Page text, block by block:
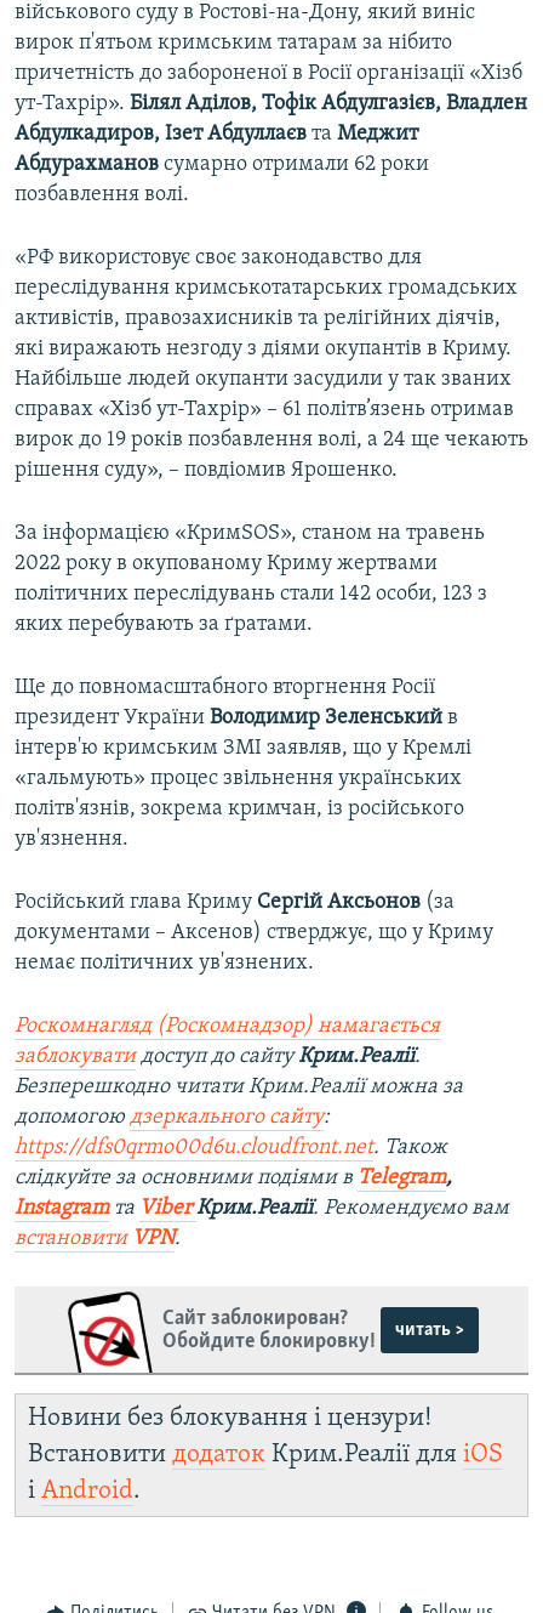
військового суду в Ростові-на-Дону, який виніс
вирок п'ятьом кримським татарам за нібито
причетність до забороненої в Росії організації «Хізб
ут-Тахрір». Білял Аділов, Тофік Абдулгазієв, Владлен
Абдулкадиров, Ізет Абдуллаєв та Меджит
Абдурахманов сумарно отримали 62 роки
позбавлення волі.
«РФ використовує своє законодавство для
переслідування кримськотатарських громадських
активістів, правозахисників та релігійних діячів,
які виражають незгоду з діями окупантів в Криму.
Найбільше людей окупанти засудили у так званих
справах «Хізб ут-Тахрір» – 61 політв’язень отримав
вирок до 19 років позбавлення волі, а 24 ще чекають
рішення суду», – повдіомив Ярошенко.
За інформацією «КримSOS», станом на травень
2022 року в окупованому Криму жертвами
політичних переслідувань стали 142 особи, 123 з
яких перебувають за ґратами.
Ще до повномасштабного вторгнення Росії
президент України Володимир Зеленський в
інтерв'ю кримським ЗМІ заявляв, що у Кремлі
«гальмують» процес звільнення українських
політв'язнів, зокрема кримчан, із російського
ув'язнення.
Російський глава Криму Сергій Аксьонов (за
документами – Аксенов) стверджує, що у Криму
немає політичних ув'язнених.
Роскомнагляд (Роскомнадзор) намагається
заблокуватидоступ до сайтуКрим.Реалії.
Безперешкодно читати Крим.Реалії можна за
допомогою дзеркального сайту:
https://dfs0qrmo00d6u.cloudfront.net. Також
слідкуйте за основними подіями в Telegram,
Instagramта ViberКрим.Реалії. Рекомендуємо вам
встановити VPN.
Сайт заблокирован?
Обойдите блокировку!
читать >
Новини без блокування і цензури!
Встановити додаток Крим.Реалії для iOS
і Android.